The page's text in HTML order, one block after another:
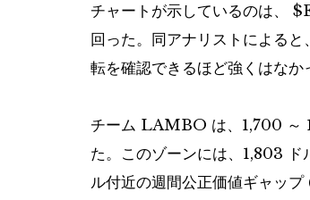
チャートが示しているのは、
回った。同アナリストによる
転を確認できるほど強くはなか
チーム LAMBO は、1,700 ～
た。このゾーンには、1,803
ル付近の週間公正価値ギャッ